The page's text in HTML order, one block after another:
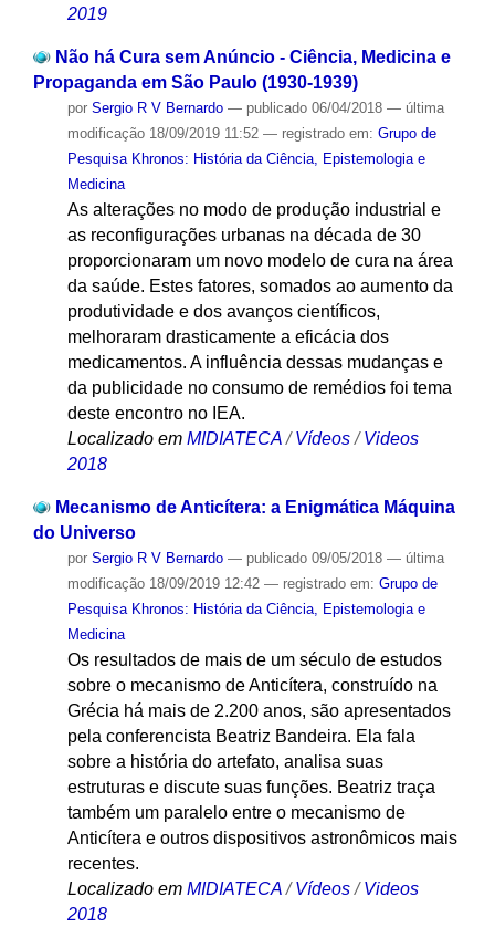
2019
Não há Cura sem Anúncio - Ciência, Medicina e
Propaganda em São Paulo (1930-1939)
por Sergio R V Bernardo — publicado06/04/2018 — última
modificação18/09/2019 11:52 — registrado em: Grupo de
Pesquisa Khronos: História da Ciência, Epistemologia e
Medicina
As alterações no modo de produção industrial e
as reconfigurações urbanas na década de 30
proporcionaram um novo modelo de cura na área
da saúde. Estes fatores, somados ao aumento da
produtividade e dos avanços científicos,
melhoraram drasticamente a eficácia dos
medicamentos. A influência dessas mudanças e
da publicidade no consumo de remédios foi tema
deste encontro no IEA.
Localizado em MIDIATECA /Vídeos /Videos
2018
Mecanismo de Anticítera: a Enigmática Máquina
do Universo
por Sergio R V Bernardo — publicado09/05/2018 — última
modificação18/09/2019 12:42 — registrado em: Grupo de
Pesquisa Khronos: História da Ciência, Epistemologia e
Medicina
Os resultados de mais de um século de estudos
sobre o mecanismo de Anticítera, construído na
Grécia há mais de 2.200 anos, são apresentados
pela conferencista Beatriz Bandeira. Ela fala
sobre a história do artefato, analisa suas
estruturas e discute suas funções. Beatriz traça
também um paralelo entre o mecanismo de
Anticítera e outros dispositivos astronômicos mais
recentes.
Localizado em MIDIATECA /Vídeos /Videos
2018